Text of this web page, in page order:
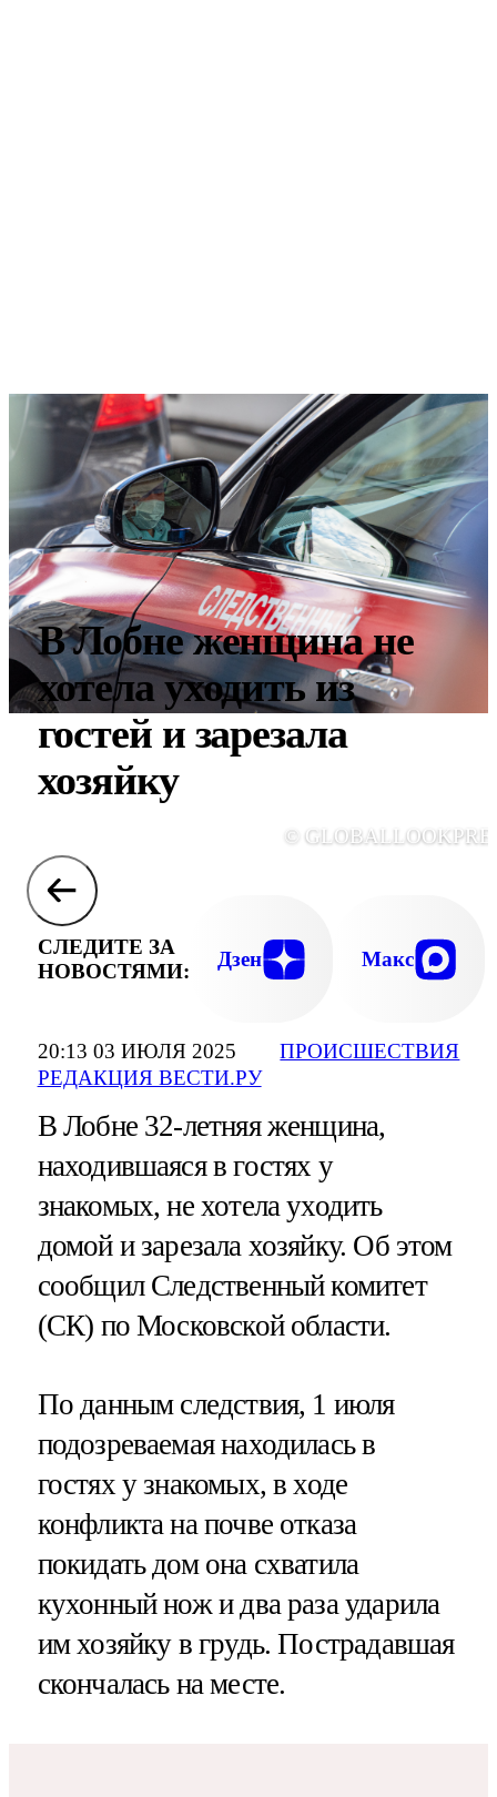
20:13 03 ИЮЛЯ 2025
РЕДАКЦИЯ ВЕСТИ.РУ
ПРОИСШЕСТВИЯ
В Лобне женщина не
хотела уходить из
гостей и зарезала
хозяйку
©
СЛЕДИТЕ ЗА
НОВОСТЯМИ:
Дзен Макс
В Лобне 32-летняя женщина,
находившаяся в гостях у
знакомых, не хотела уходить
домой и зарезала хозяйку. Об этом
сообщил Следственный комитет
(СК) по Московской области.
По данным следствия, 1 июля
подозреваемая находилась в
гостях у знакомых, в ходе
конфликта на почве отказа
покидать дом она схватила
кухонный нож и два раза ударила
им хозяйку в грудь. Пострадавшая
скончалась на месте.